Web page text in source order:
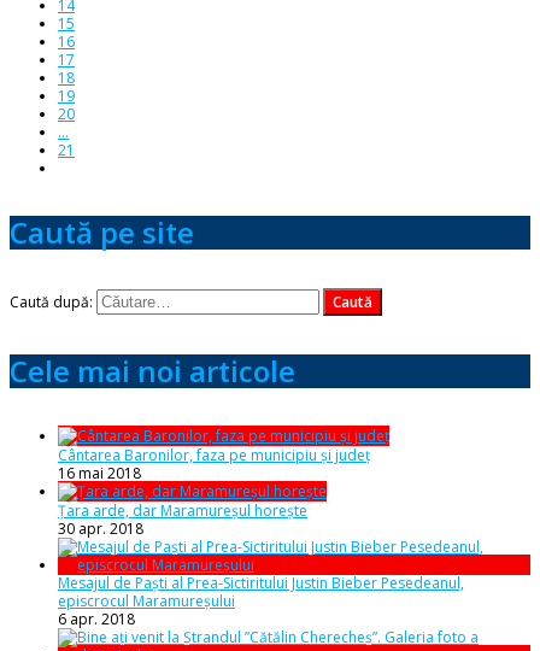
14
15
16
17
18
19
20
...
21
Caută pe site
Caută după:
Cele mai noi articole
Cântarea Baronilor, faza pe municipiu și județ
16 mai 2018
Țara arde, dar Maramureșul horește
30 apr. 2018
Mesajul de Paști al Prea-Sictiritului Justin Bieber Pesedeanul,
episcrocul Maramureșului
6 apr. 2018